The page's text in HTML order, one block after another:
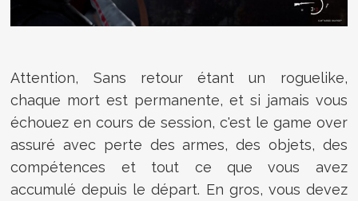
Attention, Sans retour étant un roguelike,
chaque mort est permanente, et si jamais vous
échouez en cours de session, c'est le game over
assuré avec perte des armes, des objets, des
compétences et tout ce que vous avez
accumulé depuis le départ. En gros, vous devez